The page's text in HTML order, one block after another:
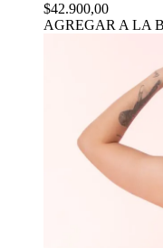
$42.900,00
AGREGAR A LA